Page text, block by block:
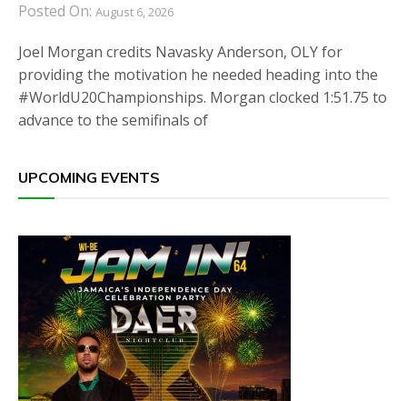
Posted On: August 6, 2026
Joel Morgan credits Navasky Anderson, OLY for
providing the motivation he needed heading into the
#WorldU20Championships. Morgan clocked 1:51.75 to
advance to the semifinals of
UPCOMING EVENTS